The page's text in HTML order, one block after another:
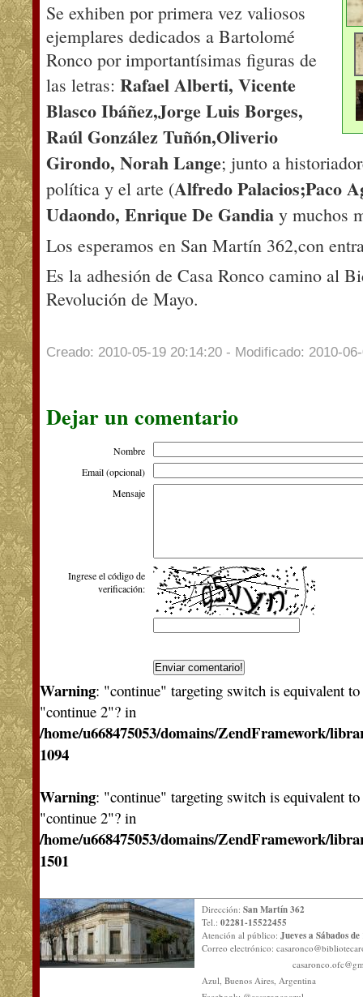
Se exhiben por primera vez valiosos
ejemplares dedicados a Bartolomé
Ronco por importantísimas figuras de
las letras: Rafael Alberti, Vicente
Blasco Ibáñez,Jorge Luis Borges,
Raúl González Tuñón,Oliverio
Girondo, Norah Lange; junto a
política y el arte (Alfredo Palacios;Paco
Udaondo, Enrique De Gandia y muchos
Los esperamos en San Martín 362,con
Es la adhesión de Casa Ronco camino al
Revolución de Mayo.
Creado: 2010-05-19 20:14:20 - Modificado: 2010-
Dejar un comentario
Nombre
Email (opcional)
Mensaje
Ingrese el código de
verificación:
Warning: "continue" targeting switch is equivalent
"continue 2"? in
/home/u668475053/domains/ZendFramework/
1094
Warning: "continue" targeting switch is equivalent
"continue 2"? in
/home/u668475053/domains/ZendFramework/
1501
Dirección: San Martín 362
Tel.: 02281-15522455
Atención al público: Jueves a Sábados
Correo electrónico:
Azul, Buenos Aires, Argentina